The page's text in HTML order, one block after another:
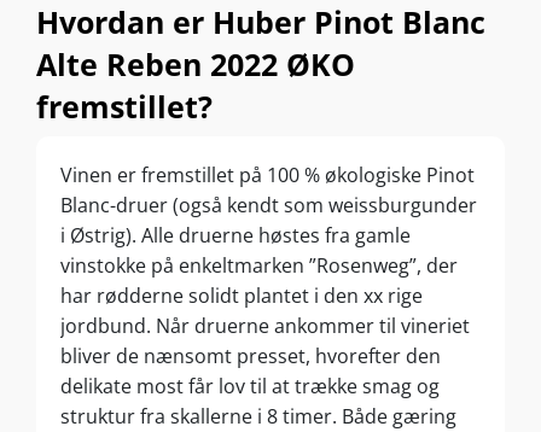
Hvordan er Huber Pinot Blanc
Alte Reben 2022 ØKO
fremstillet?
Vinen er fremstillet på 100 % økologiske Pinot
Blanc-druer (også kendt som weissburgunder
i Østrig). Alle druerne høstes fra gamle
vinstokke på enkeltmarken ”Rosenweg”, der
har rødderne solidt plantet i den xx rige
jordbund. Når druerne ankommer til vineriet
bliver de nænsomt presset, hvorefter den
delikate most får lov til at trække smag og
struktur fra skallerne i 8 timer. Både gæring